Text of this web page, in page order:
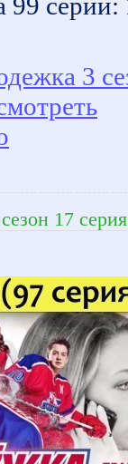
99 серии:
3
17